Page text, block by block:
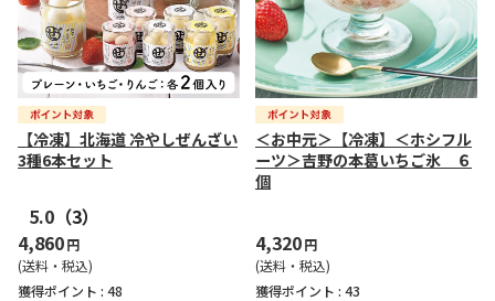
【冷凍】北海道 冷やしぜんざい
3種6本セット
5.0 （3）
4,860円
(送料・税込)
獲得ポイント : 48
＜お中元＞【冷凍】＜ホシフル
ーツ＞吉野の本葛いちご氷 ６
個
4,320円
(送料・税込)
獲得ポイント : 43